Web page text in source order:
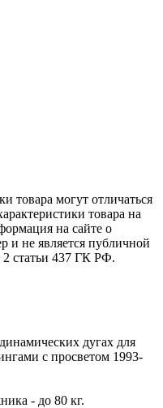
товара могут отличаться
товара на
на сайте о
и не является публичной
2 статьи 437 ГК РФ.
дугах для
с просветом 1993-
- до 80 кг.